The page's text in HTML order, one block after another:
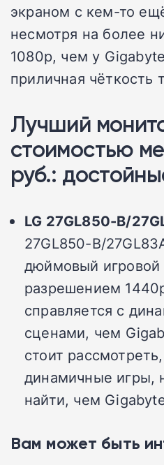
экраном с кем-то
несмотря на более
1080p, чем у
приличная чёткость
Лучший
стоимостью
руб.:
LG 27GL850-B/
27GL850-B/
дюймовый игровой
разрешением
справляется с
сценами, чем
стоит
динамичные игры,
найти, чем
Вам может быть